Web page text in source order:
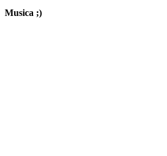
Musica ;)